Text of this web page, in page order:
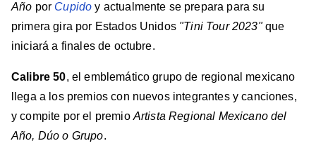
Año por Cupido y actualmente se prepara para su
primera gira por Estados Unidos "Tini Tour 2023"que
iniciará a finales de octubre.
Calibre 50, el emblemático grupo de regional mexicano
llega a los premios con nuevos integrantes y canciones,
y compite por el premioArtista Regional Mexicano del
Año, Dúo o Grupo.